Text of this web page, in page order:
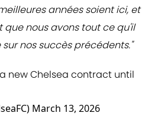
années soient ici, et
que nous avons tout ce qu'il
nos succès précédents."
new Chelsea contract until
March 13, 2026